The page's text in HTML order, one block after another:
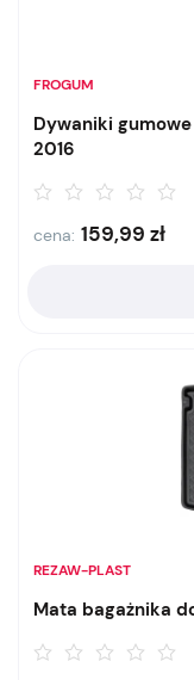
FROGUM
Dywaniki
2016
cena: 159,99 zł
REZAW-PLAST
Mata bagażnika